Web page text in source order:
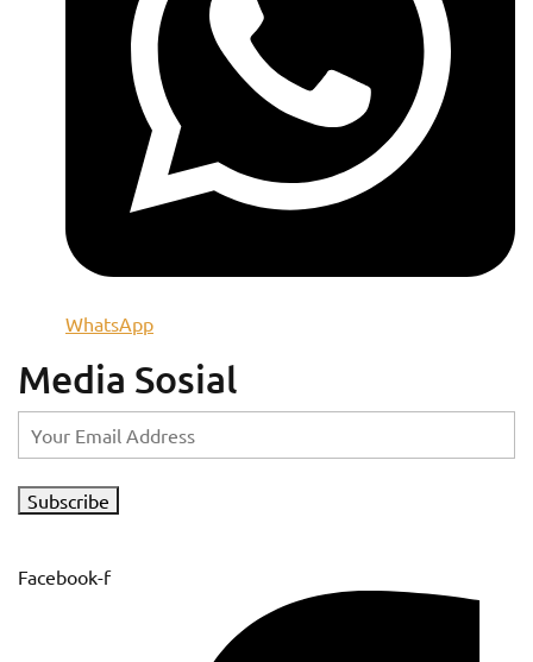
WhatsApp
Media Sosial
Subscribe
Facebook-f